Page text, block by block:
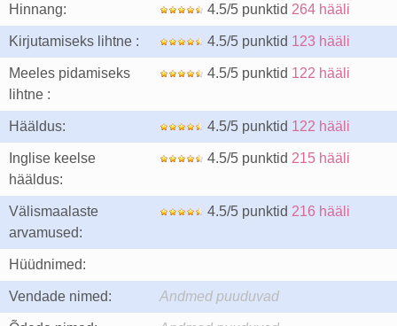
Hinnang: 4.5/5 punktid 264 hääli
Kirjutamiseks lihtne : 4.5/5 punktid 123 hääli
Meeles pidamiseks
lihtne :
4.5/5 punktid 122 hääli
Hääldus: 4.5/5 punktid 122 hääli
Inglise keelse
hääldus:
4.5/5 punktid 215 hääli
Välismaalaste
arvamused:
4.5/5 punktid 216 hääli
Hüüdnimed:
Vendade nimed: Andmed puuduvad